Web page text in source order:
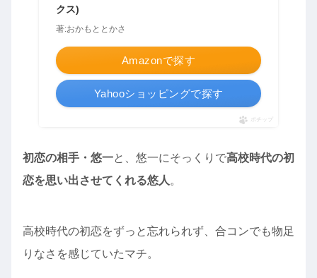
クス)
著:おかもととかさ
Amazonで探す
Yahooショッピングで探す
ポチップ
初恋の相手・悠一と、悠一にそっくりで高校時代の初
恋を思い出させてくれる悠人 。
高校時代の初恋をずっと忘れられず、合コンでも物足
りなさを感じていたマチ。